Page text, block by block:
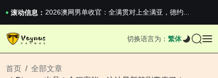
滚动信息： 2026澳网男单收官：全满贯对上全满亚，德约...
《巅峰守卫 Highguard》正式上线，官...
iPhone 16e 发布，苹果你不要太离谱
iPhone 16e 发布，苹果你不要太离谱
切换语言为： 繁体
首页
全部文章